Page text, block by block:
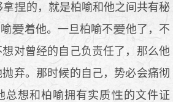
拿
的，就是柏喻和他之间共有秘
着他。一旦柏喻不
他了，不
想对曾经的自己负责任了，那么他
抛弃。那时候的自己，势必会痛彻
总想和柏喻拥有实质
的文件证